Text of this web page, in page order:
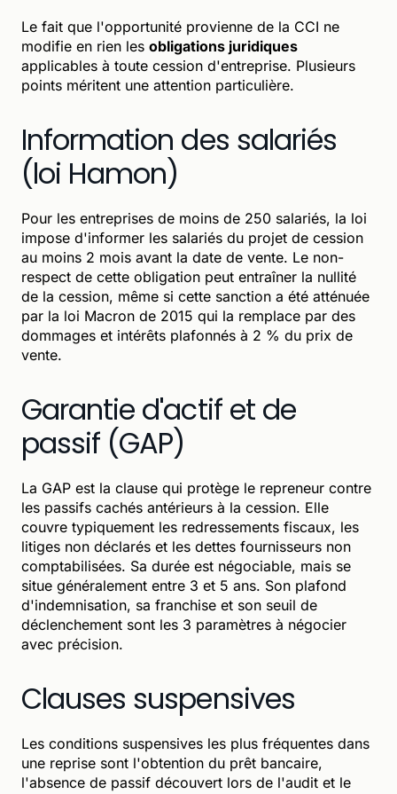
Le fait que l'opportunité provienne de la CCI ne
modifie en rien les obligations juridiques
applicables à toute cession d'entreprise. Plusieurs
points méritent une attention particulière.
Information des salariés
(loi Hamon)
Pour les entreprises de moins de 250 salariés, la loi
impose d'informer les salariés du projet de cession
au moins 2 mois avant la date de vente. Le non-
respect de cette obligation peut entraîner la nullité
de la cession, même si cette sanction a été atténuée
par la loi Macron de 2015 qui la remplace par des
dommages et intérêts plafonnés à 2 % du prix de
vente.
Garantie d'actif et de
passif (GAP)
La GAP est la clause qui protège le repreneur contre
les passifs cachés antérieurs à la cession. Elle
couvre typiquement les redressements fiscaux, les
litiges non déclarés et les dettes fournisseurs non
comptabilisées. Sa durée est négociable, mais se
situe généralement entre 3 et 5 ans. Son plafond
d'indemnisation, sa franchise et son seuil de
déclenchement sont les 3 paramètres à négocier
avec précision.
Clauses suspensives
Les conditions suspensives les plus fréquentes dans
une reprise sont l'obtention du prêt bancaire,
l'absence de passif découvert lors de l'audit et le